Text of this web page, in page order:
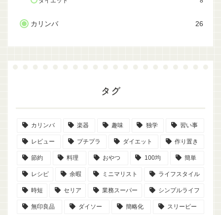
カリンバ 26
タグ
カリンバ 楽器 趣味 独学 習い事
レビュー プチプラ ダイエット 作り置き
節約 料理 おやつ 100均 簡単
レシピ 余暇 ミニマリスト ライフスタイル
時短 セリア 業務スーパー シンプルライフ
無印良品 ダイソー 簡略化 スリーピー